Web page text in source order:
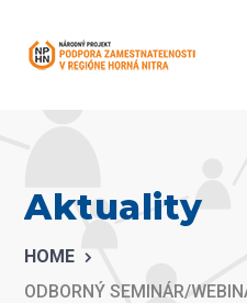
Aktuality
HOME
ODBORNÝ SEMINÁR/